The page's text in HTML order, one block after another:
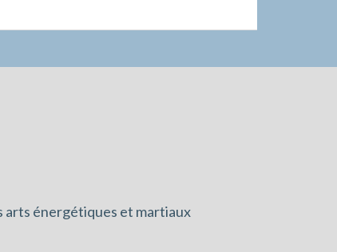
arts énergétiques et martiaux